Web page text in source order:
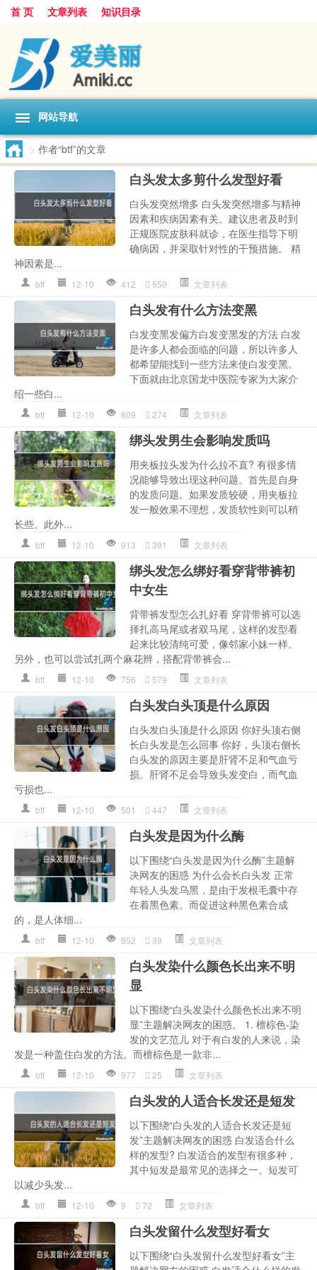
首 页 文章列表 知识目录
网站导航
> 作者“btf”的文章
白头发太多剪什么发型好看
白头发突然增多 白头发突然增多与精神
因素和疾病因素有关。建议患者及时到
正规医院皮肤科就诊，在医生指导下明
确病因，并采取针对性的干预措施。 精
神因素是...
btf 12-10 412 550 文章列表
白头发有什么方法变黑
白发变黑发偏方白发变黑发的方法 白发
是许多人都会面临的问题，所以许多人
都希望能找到一些方法来使白发变黑。
下面就由北京国龙中医院专家为大家介
绍一些白...
btf 12-10 809 274 文章列表
绑头发男生会影响发质吗
用夹板拉头发为什么拉不直? 有很多情
况能够导致出现这种问题。首先是自身
的发质问题。如果发质较硬，用夹板拉
发一般效果不理想，发质软性则可以稍
长些。此外...
btf 12-10 913 391 文章列表
绑头发怎么绑好看穿背带裤初
中女生
背带裤发型怎么扎好看 穿背带裤可以选
择扎高马尾或者双马尾，这样的发型看
起来比较清纯可爱，像邻家小妹一样。
另外，也可以尝试扎两个麻花辫，搭配背带裤会...
btf 12-10 756 579 文章列表
白头发白头顶是什么原因
白头发白头顶是什么原因 你好头顶右侧
长白头发是怎么回事 你好，头顶右侧长
白头发的原因主要是肝肾不足和气血亏
损。肝肾不足会导致头发变白，而气血
亏损也...
btf 12-10 501 447 文章列表
白头发是因为什么酶
以下围绕“白头发是因为什么酶”主题解
决网友的困惑 为什么会长白头发 正常
年轻人头发乌黑，是由于发根毛囊中存
在着黑色素。而促进这种黑色素合成
的，是人体细...
btf 12-10 852 39 文章列表
白头发染什么颜色长出来不明
显
以下围绕“白头发染什么颜色长出来不明
显”主题解决网友的困惑。 1. 檀棕色-染
发的文艺范儿 对于有白发的人来说，染
发是一种盖住白发的方法。而檀棕色是一款非...
btf 12-10 977 25 文章列表
白头发的人适合长发还是短发
以下围绕“白头发的人适合长发还是短
发”主题解决网友的困惑 白发适合什么
样的发型? 白发适合的发型有很多种，
其中短发是最常见的选择之一。短发可
以减少头发...
btf 12-10 9 72 文章列表
白头发留什么发型好看女
以下围绕“白头发留什么发型好看女”主